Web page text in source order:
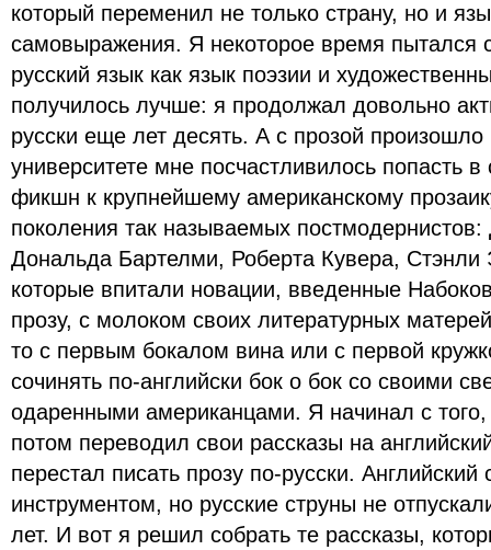
который переменил не только страну, но и
самовыражения. Я некоторое время пытался
русский язык как язык поэзии и
получилось лучше: я продолжал довольно
русски еще лет десять. А с прозой
университете мне посчастливилось попасть
фикшн к крупнейшему американскому
поколения так называемых
Дональда Бартелми, Роберта Кувера,
которые впитали новации, введенные
прозу, с молоком своих литературных
то с первым бокалом вина или с первой
сочинять по-английски бок о бок со своими
одаренными американцами. Я начинал с того,
потом переводил свои рассказы на
перестал писать прозу по-русски.
инструментом, но русские струны не
лет. И вот я решил собрать те рассказы,